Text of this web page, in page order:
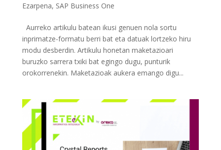
Ezarpena, SAP Business One
Aurreko artikulu batean ikusi genuen nola sortu
inprimatze-formatu berri bat eta datuak lortzeko hiru
modu desberdin. Artikulu honetan maketazioari
buruzko sarrera txiki bat egingo dugu, punturik
orokorrenekin. Maketazioak aukera emango digu...